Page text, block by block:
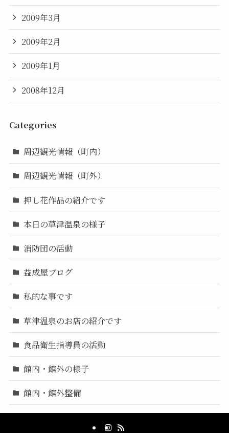
2009年3月
2009年2月
2009年1月
2008年12月
Categories
周辺観光情報（町内）
周辺観光情報（町外）
押し花作品の紹介です
本日の草津温泉の様子
消防団の活動
益成屋ブログ
私的な事です
草津温泉のお店の紹介です
食品衛生指導員の活動
館内・館外の様子
館内・館外整備